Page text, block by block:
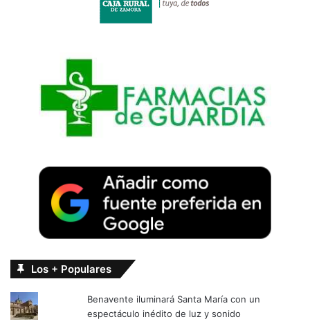
Los + Populares
Benavente iluminará Santa María con un
espectáculo inédito de luz y sonido